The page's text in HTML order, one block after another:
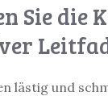
Sie die
lästig und